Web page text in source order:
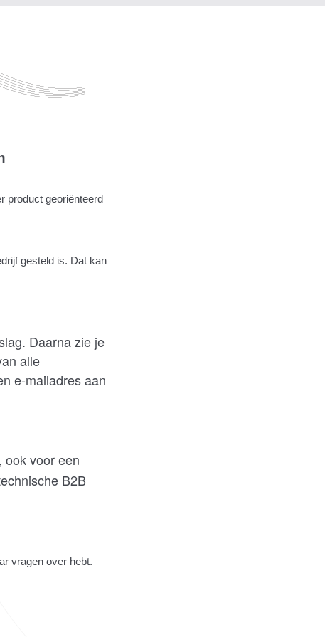
product georiënteerd
gesteld is. Dat kan
Daarna zie je
alle
e-mailadres aan
ook voor een
B2B
vragen over hebt.